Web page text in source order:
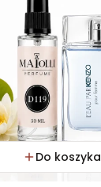
Do koszyka